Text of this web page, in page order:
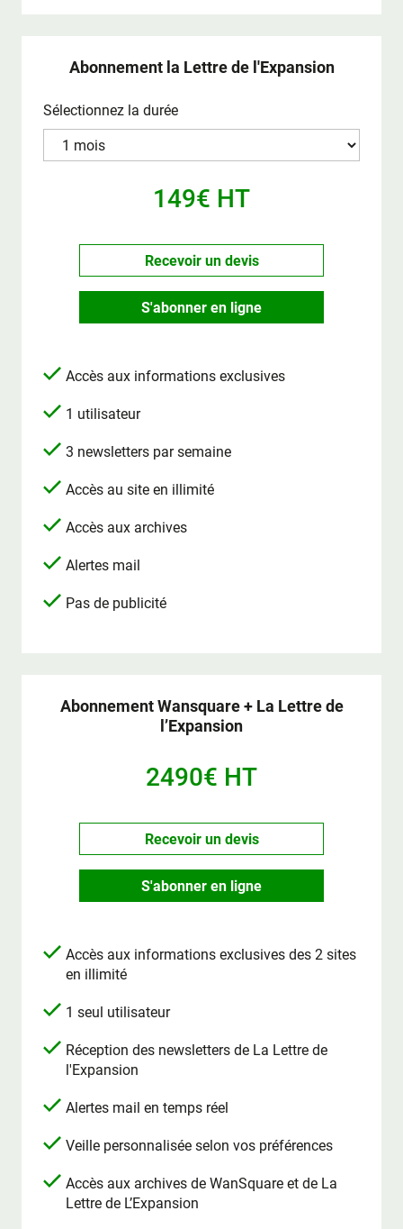
Abonnement la Lettre de l'Expansion
Sélectionnez la durée
149€ HT
Recevoir un devis
S'abonner en ligne
Accès aux informations exclusives
1 utilisateur
3 newsletters par semaine
Accès au site en illimité
Accès aux archives
Alertes mail
Pas de publicité
Abonnement Wansquare + La Lettre de
l’Expansion
2490€ HT
Recevoir un devis
S'abonner en ligne
Accès aux informations exclusives des 2 sites
en illimité
1 seul utilisateur
Réception des newsletters de La Lettre de
l'Expansion
Alertes mail en temps réel
Veille personnalisée selon vos préférences
Accès aux archives de WanSquare et de La
Lettre de L’Expansion